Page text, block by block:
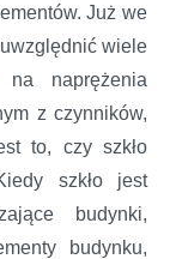
Już we
wiele
na naprężenia
z czynników,
to, czy szkło
szkło jest
budynki,
budynku,